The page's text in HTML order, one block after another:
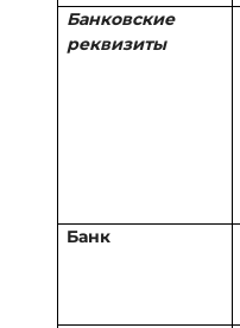
Банковские
реквизиты
Банк